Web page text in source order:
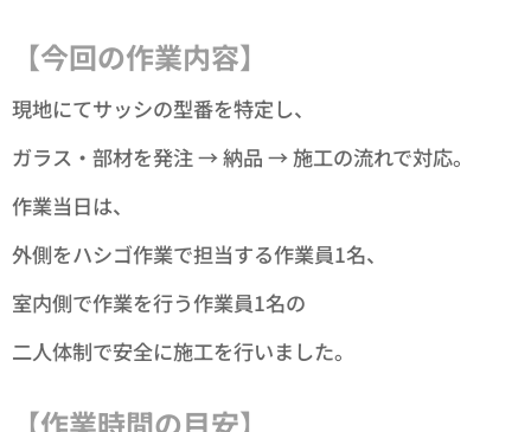
【今回の作業内容】
現地にてサッシの型番を特定し、
ガラス・部材を発注 → 納品 → 施工の流れで対応。
作業当日は、
外側をハシゴ作業で担当する作業員1名、
室内側で作業を行う作業員1名の
二人体制で安全に施工を行いました。
【作業時間の目安】